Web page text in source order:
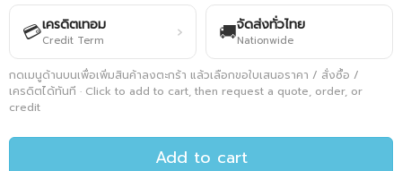
💳เครดิตเทอม
Credit Term › 🚚จัดส่งทั่วไทย
Nationwide
กดเมนูด้านบนเพื่อเพิ่มสินค้าลงตะกร้า แล้วเลือกขอใบเสนอราคา / สั่งซื้อ /
เครดิตได้ทันที · Click to add to cart, then request a quote, order, or
credit
Add to cart